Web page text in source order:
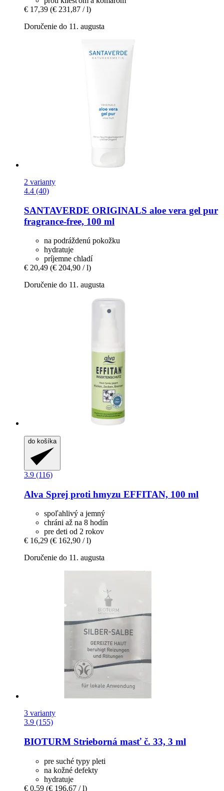
€ 17,39 (€ 231,87 / l)
Doručenie do 11. augusta
2 varianty
4.4 (40)
SANTAVERDE ORIGINALS aloe vera gel pur
fragrance-​free, 100 ml
na podráždenú pokožku
hydratuje
príjemne chladí
€ 20,49 (€ 204,90 / l)
Doručenie do 11. augusta
do košíka
3.9 (116)
Alva Sprej proti hmyzu EFFITAN, 100 ml
spoľahlivý a jemný
chráni až na 8 hodín
pre deti od 2 rokov
€ 16,29 (€ 162,90 / l)
Doručenie do 11. augusta
3 varianty
3.9 (155)
BIOTURM Strieborná masť č. 33, 3 ml
pre suché typy pleti
na kožné defekty
hydratuje
€ 0,59 (€ 196,67 / l)